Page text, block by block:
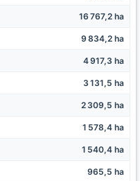
16 767,2 ha
9 834,2 ha
4 917,3 ha
3 131,5 ha
2 309,5 ha
1 578,4 ha
1 540,4 ha
965,5 ha